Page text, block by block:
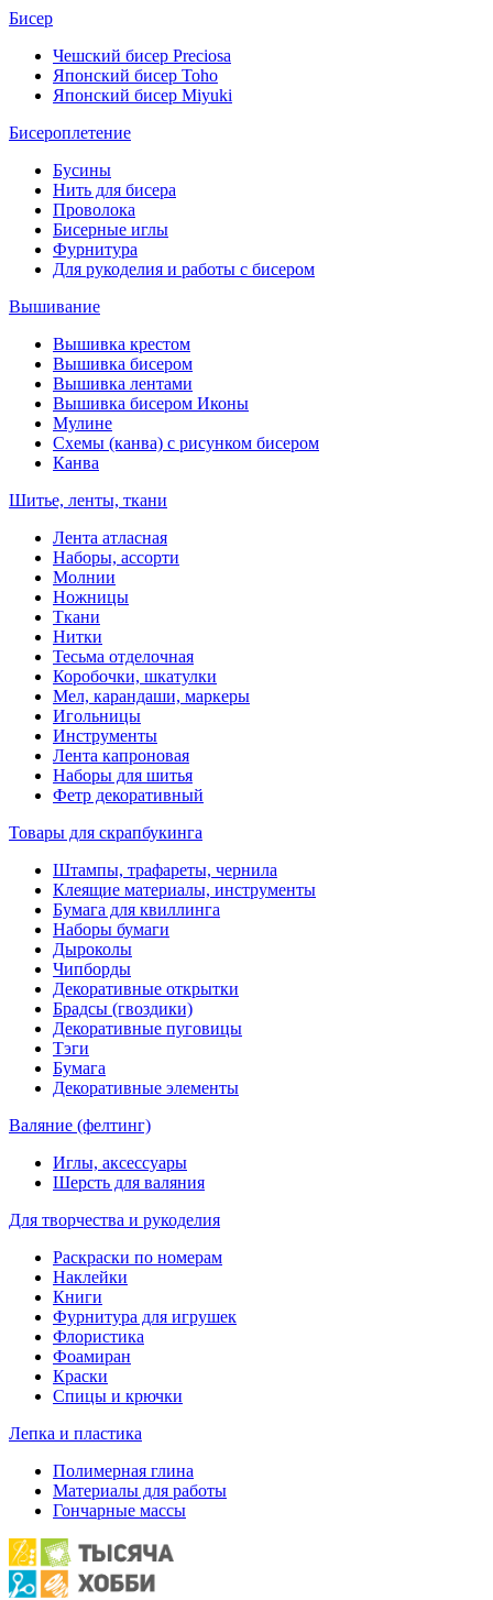
Бисер
Чешский бисер Preciosa
Японский бисер Toho
Японский бисер Miyuki
Бисероплетение
Бусины
Нить для бисера
Проволока
Бисерные иглы
Фурнитура
Для рукоделия и работы с бисером
Вышивание
Вышивка крестом
Вышивка бисером
Вышивка лентами
Вышивка бисером Иконы
Мулине
Схемы (канва) с рисунком бисером
Канва
Шитье, ленты, ткани
Лента атласная
Наборы, ассорти
Молнии
Ножницы
Ткани
Нитки
Тесьма отделочная
Коробочки, шкатулки
Мел, карандаши, маркеры
Игольницы
Инструменты
Лента капроновая
Наборы для шитья
Фетр декоративный
Товары для скрапбукинга
Штампы, трафареты, чернила
Клеящие материалы, инструменты
Бумага для квиллинга
Наборы бумаги
Дыроколы
Чипборды
Декоративные открытки
Брадсы (гвоздики)
Декоративные пуговицы
Тэги
Бумага
Декоративные элементы
Валяние (фелтинг)
Иглы, аксессуары
Шерсть для валяния
Для творчества и рукоделия
Раскраски по номерам
Наклейки
Книги
Фурнитура для игрушек
Флористика
Фоамиран
Краски
Спицы и крючки
Лепка и пластика
Полимерная глина
Материалы для работы
Гончарные массы